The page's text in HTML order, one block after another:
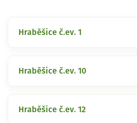
Hraběšice č.ev. 1
Hraběšice č.ev. 10
Hraběšice č.ev. 12